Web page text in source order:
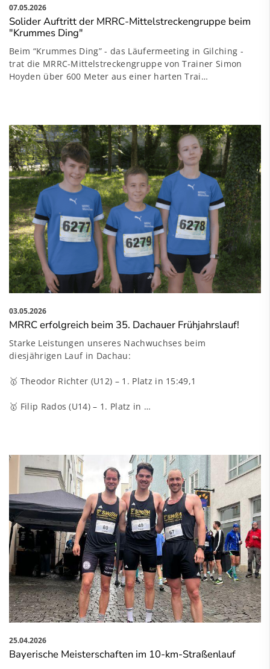
07.05.2026
Solider Auftritt der MRRC-Mittelstreckengruppe beim
"Krummes Ding"
Beim “Krummes Ding” - das Läufermeeting in Gilching -
trat die MRRC-Mittelstreckengruppe von Trainer Simon
Hoyden über 600 Meter aus einer harten Trai…
03.05.2026
MRRC erfolgreich beim 35. Dachauer Frühjahrslauf!
Starke Leistungen unseres Nachwuchses beim
diesjährigen Lauf in Dachau:
🥇 Theodor Richter (U12) – 1. Platz in 15:49,1
🥇 Filip Rados (U14) – 1. Platz in …
25.04.2026
Bayerische Meisterschaften im 10-km-Straßenlauf